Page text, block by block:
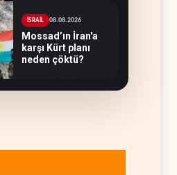
İSRAİL 08.08.2026
Mossad’ın İran'a
karşı Kürt planı
neden çöktü?